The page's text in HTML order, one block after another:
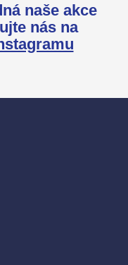
naše akce
nás na